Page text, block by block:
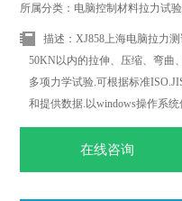
所属分类：电脑控制材料拉力试
描述：XJ858上海电脑拉力
50KN以内的拉伸、压缩、弯曲
多项力学试验.可根据标准
和提供数据.以windows操作系
任意删加,对曲线操作更加简便.
分离.缩放.打印等全电子显示监控.
在线咨询